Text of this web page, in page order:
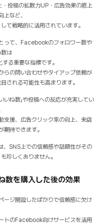
・投稿の拡散力UP・広告効果の底上
上など、
て戦略的に活用されています。
って、Facebookのフォロワー数や
は
する重要な指標です。
らの問い合わせやタイアップ依頼が
される可能性も高まります。
いね数」や投稿への反応が充実してい
支援、広告クリック率の向上、来店
期待できます。
、SNS上での信頼感や話題性がその
珍しくありません。
を購入した後の効果
ページ開設したばかりで信頼感に欠け
トのFacebook向けサービスを活用